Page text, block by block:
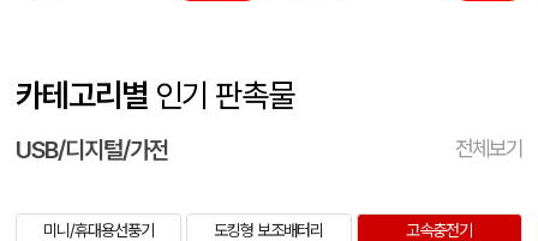
카테고리별 인기 판촉물
USB/디지털/가전 전체보기
미니/휴대용선풍기 도킹형 보조배터리 고속충전기